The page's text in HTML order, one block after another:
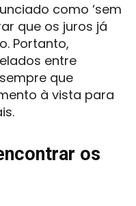
como ‘sem
que os juros já
Portanto,
entre
que
à vista para
os